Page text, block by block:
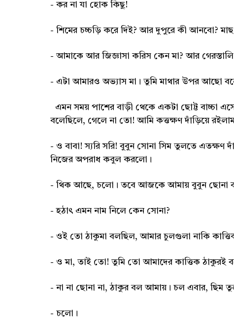
- কর না যা হোক কিছু!
- শিমের চচ্চড়ি করে দিই? আর দুপুরে কী আনবো?
- আমাকে আর জিজ্ঞাসা করিস কেন মা? আর গেরস্তালি
- এটা আমারও অভ্যাস মা। তুমি মাথার উপর আছো বলে
এমন সময় পাশের বাড়ী থেকে একটা ছোট্ট বাচ্চা
বলেছিলে, গেলে না তো! আমি কত্তক্ষণ দাঁড়িয়ে
- ও বাবা! স্যরি সরি! বুবুন সোনা সিম তুলতে এতক্ষণ
নিজের অপরাধ কবুল করলো।
- থিক আছে, চলো। তবে আজকে আমায় বুবুন ছোনা
- হঠাৎ এমন নাম নিলে কেন সোনা?
- ওই তো ঠাকুমা বলছিল, আমার চুলগুলা নাকি
- ও মা, তাই তো! তুমি তো আমাদের কাত্তিক ঠাকুরই
- না না ছোনা না, ঠাকুর বল আমায়। চল এবার, ছিম
- চলো।